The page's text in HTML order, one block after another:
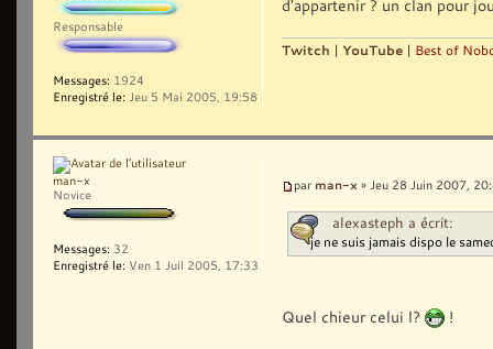
d'appartenir ? un clan pour
Twitch | YouTube | Best of
Responsable
Messages: 1924
Enregistré le: Jeu 5 Mai 2005, 19:58
par man-x » Jeu 28 Juin 2007,
alexasteph a écrit:
je ne suis jamais dispo le
Quel chieur celui l? !
man-x
Novice
Messages: 32
Enregistré le: Ven 1 Juil 2005, 17:33